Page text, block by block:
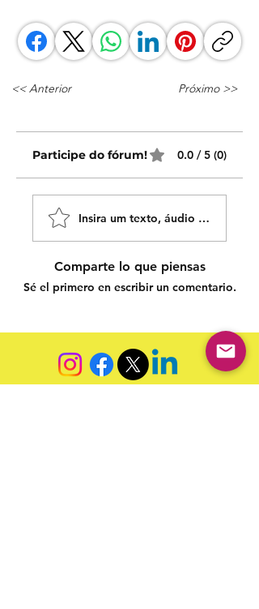
<< Anterior Próximo >>
Participe do fórum! 0.0 / 5 (0)
Insira um texto, áudio ou vídeo!
Comparte lo que piensas
Sé el primero en escribir un comentario.